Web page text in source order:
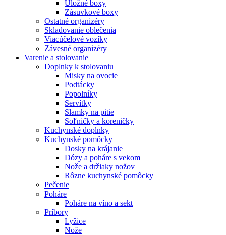
Úložné boxy
Zásuvkové boxy
Ostatné organizéry
Skladovanie oblečenia
Viacúčelové vozíky
Závesné organizéry
Varenie a stolovanie
Doplnky k stolovaniu
Misky na ovocie
Podtácky
Popolníky
Servítky
Slamky na pitie
Soľničky a koreničky
Kuchynské doplnky
Kuchynské pomôcky
Dosky na krájanie
Dózy a poháre s vekom
Nože a držiaky nožov
Rôzne kuchynské pomôcky
Pečenie
Poháre
Poháre na víno a sekt
Príbory
Lyžice
Nože